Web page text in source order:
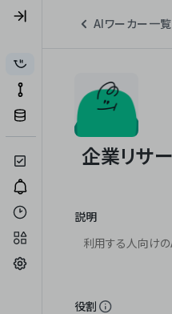
AIワーカー一覧
説明
役割